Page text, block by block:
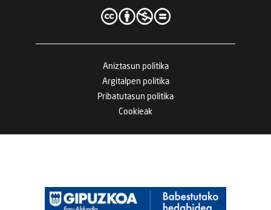
Aniztasun politika
Argitalpen politika
Pribatutasun politika
Cookieak